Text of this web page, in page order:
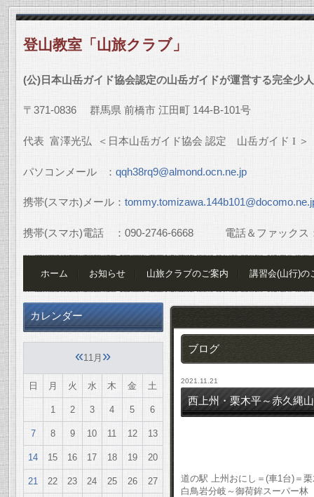
登山教室「山旅クラブ」
(公)日本山岳ガイド協会認定の山岳ガイドが運営する完全少
〒 371-0836 群馬県 前橋市 江田町 144-B-101号
代表 富澤光弘 ＜日本山岳ガイド協会 認定 山岳ガイド I ＞
パソコンメール ： qqh38rq9@almond.ocn.ne.jp
携帯(スマホ)メール：
携帯(スマホ)電話 ： 090-2746-6668電話＆ファックス
ホーム お知らせ 山旅クラブのご案内 講習会(山行)の
ブログ
2021.11.21
西上州・栗木平～赤久縄
道の駅 上州おにし＝(車1台)＝
白鳥岩分岐～御荷鉾スーパー林
カレンダー
«11月 »
日 月 火 水 木 金 土
1 2 3 4 5 6
7 8 9 10 11 12 13
14 15 16 17 18 19 20
21 22 23 24 25 26 27